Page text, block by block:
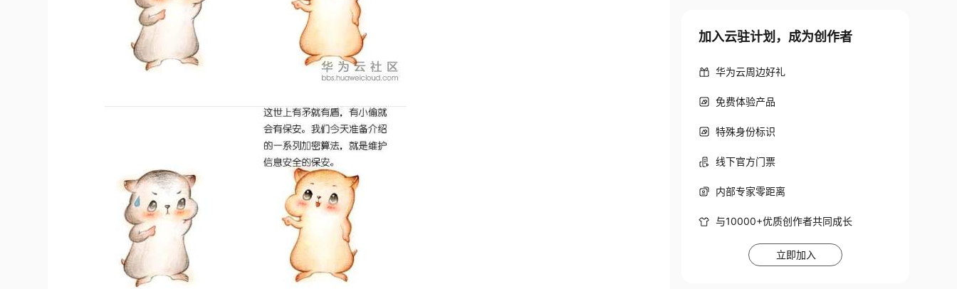
加入云驻计划，成为创作者
华为云周边好礼
免费体验产品
特殊身份标识
线下官方门票
内部专家零距离
与10000+优质创作者共同成长
立即加入